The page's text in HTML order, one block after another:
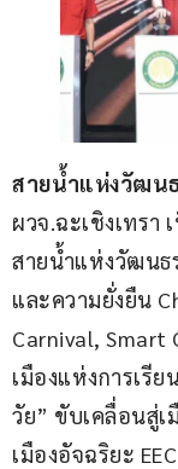
สายน้ำแห่งวัฒน
ผวจ.ฉะเชิงเทรา
สายน้ำแห่งวัฒนธ
และความยั่งยืน
Carnival, Smart
เมืองแห่งการเรี
วัย” ขับเคลื่อนสู่
เมืองอัจฉริยะ